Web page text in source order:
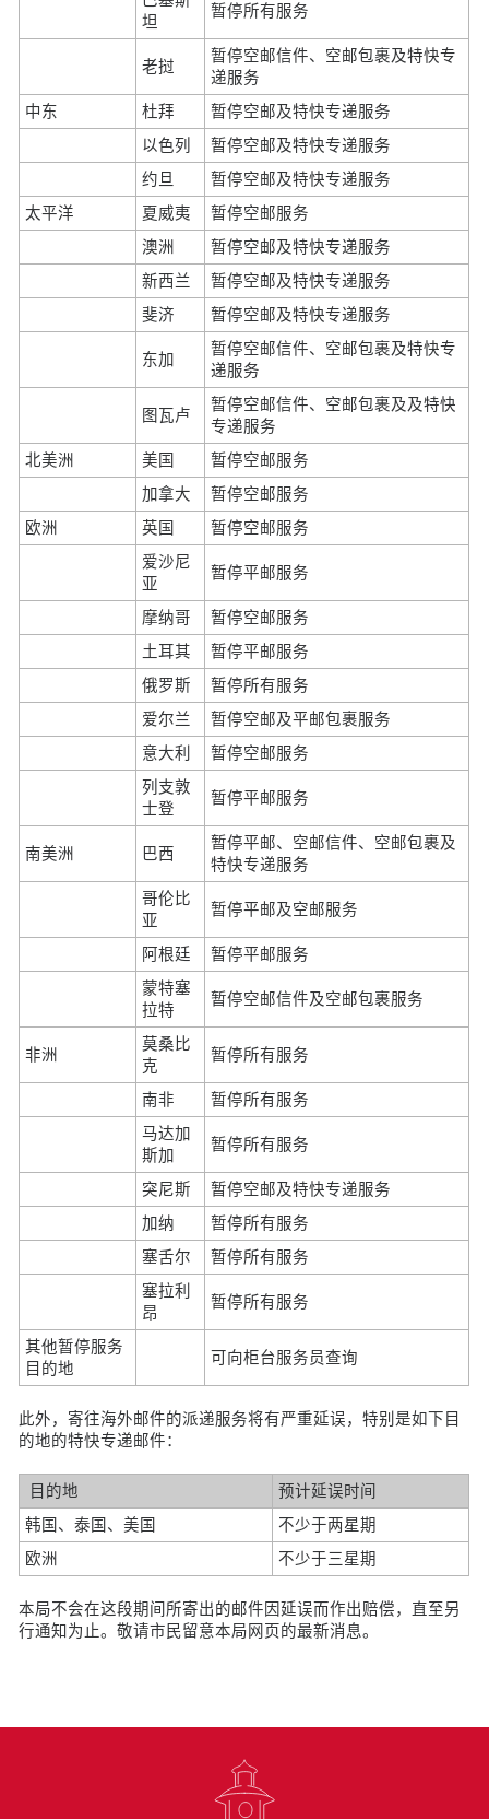
坦
暂停所有服务
老挝
暂停空邮信件、空邮包裹及特快专
递服务
中东
杜拜
暂停空邮及特快专递服务
以色列
暂停空邮及特快专递服务
约旦
暂停空邮及特快专递服务
太平洋
夏威夷
暂停空邮服务
澳洲
暂停空邮及特快专递服务
新西兰
暂停空邮及特快专递服务
斐济
暂停空邮及特快专递服务
东加
暂停空邮信件、空邮包裹及特快专
递服务
图瓦卢
暂停空邮信件、空邮包裹及及特快
专递服务
北美洲
美国
暂停空邮服务
加拿大
暂停空邮服务
欧洲
英国
暂停空邮服务
爱沙尼
亚
暂停平邮服务
摩纳哥
暂停空邮服务
土耳其
暂停平邮服务
俄罗斯
暂停所有服务
爱尔兰
暂停空邮及平邮包裹服务
意大利
暂停空邮服务
列支敦
士登
暂停平邮服务
南美洲 巴西
暂停平邮、空邮信件、空邮包裹及
特快专递服务
哥伦比
亚
暂停平邮及空邮服务
阿根廷
暂停平邮服务
蒙特塞
拉特
暂停空邮信件及空邮包裹服务
非洲
莫桑比
克
暂停所有服务
南非
暂停所有服务
马达加
斯加
暂停所有服务
突尼斯
暂停空邮及特快专递服务
加纳
暂停所有服务
塞舌尔
暂停所有服务
塞拉利
昂
暂停所有服务
其他暂停服务
目的地
可向柜台服务员查询
此外，寄往海外邮件的派递服务将有严重延误，特别是如下目
的地的特快专递邮件：
目的地
预计延误时间
韩国、泰国、美国
不少于两星期
欧洲
不少于三星期
本局不会在这段期间所寄出的邮件因延误而作出赔偿，直至另
行通知为止。敬请市民留意本局网页的最新消息。